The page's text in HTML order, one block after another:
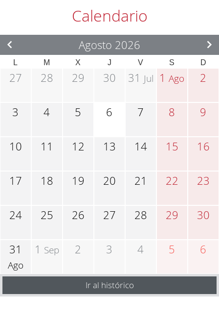
Calendario
Agosto 2026
L M X J V S D
27 28 29 30 31 Jul 1Ago 2
3 4 5 6 7 8 9
10 11 12 13 14 15 16
17 18 19 20 21 22 23
24 25 26 27 28 29 30
31
Ago
1 Sep 2 3 4 5 6
Ir al histórico